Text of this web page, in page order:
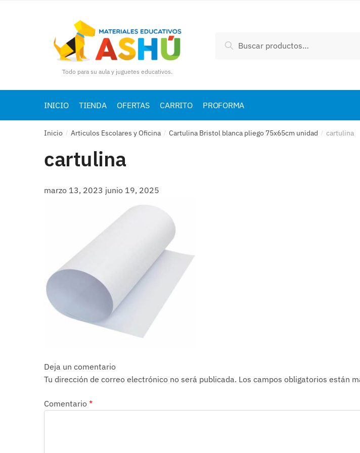
Todo para su aula y juguetes educativos.
por:
Buscar
INICIO TIENDA OFERTAS CARRITO PROFORMA
Inicio / Articulos Escolares y Oficina / Cartulina Bristol blanca pliego 75x65cm unidad / cartulina
cartulina
marzo 13, 2023 junio 19, 2025
Deja un comentario
Tu dirección de correo electrónico no será publicada. Los campos obligatorios están
Comentario *